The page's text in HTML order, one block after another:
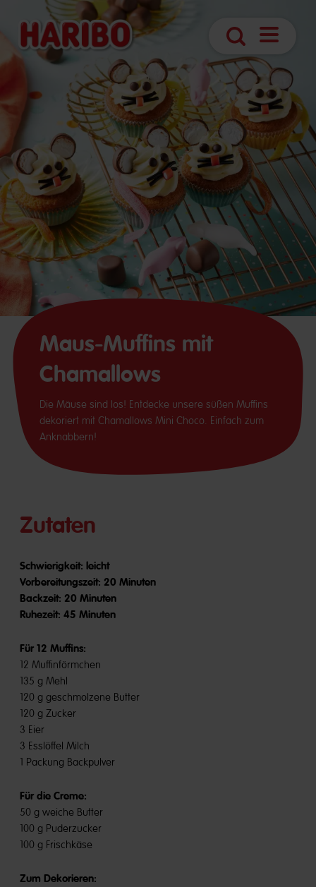
öffnen
Maus-Muffins mit
Chamallows
Die Mäuse sind los! Entdecke unsere süßen Muffins
dekoriert mit Chamallows Mini Choco. Einfach zum
Anknabbern!
Zutaten
Schwierigkeit: leicht
Vorbereitungszeit: 20 Minuten
Backzeit: 20 Minuten
Ruhezeit: 45 Minuten
Für 12 Muffins:
12 Muffinförmchen
135 g Mehl
120 g geschmolzene Butter
120 g Zucker
3 Eier
3 Esslöffel Milch
1 Packung Backpulver
Für die Creme:
50 g weiche Butter
100 g Puderzucker
100 g Frischkäse
Zum Dekorieren: